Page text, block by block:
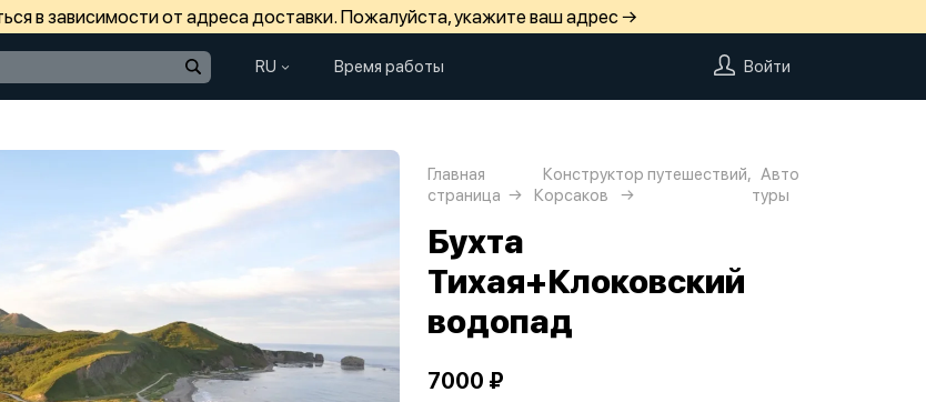
в зависимости от адреса доставки. Пожалуйста, укажите ваш адрес →
RU Время работы Войти
Главная
страница
Конструктор путешествий,
Корсаков
Авто
туры
Бухта
Тихая+Клоковский
водопад
7000 ₽